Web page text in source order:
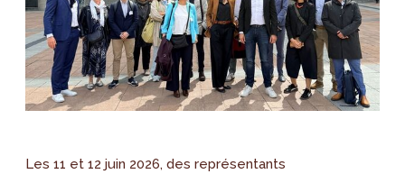
Les 11 et 12 juin 2026, des représentants